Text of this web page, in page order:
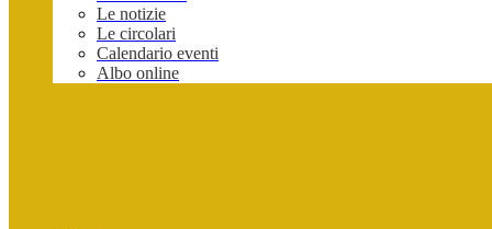
Le notizie
Le circolari
Calendario eventi
Albo online